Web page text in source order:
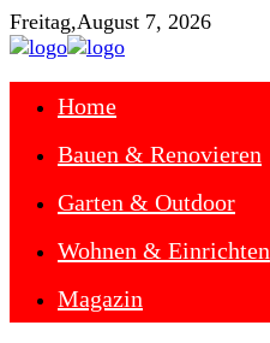
Freitag,August 7, 2026
Home
Bauen & Renovieren
Garten & Outdoor
Wohnen & Einrichten
Magazin